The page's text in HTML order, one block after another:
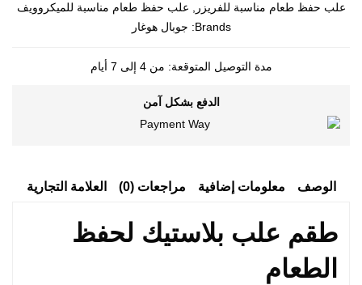
علب حفظ طعام مناسبة للفريزر , علب حفظ طعام مناسبة للميكروويف
Brands:
جوبال هوغار
مدة التوصيل المتوقعة: من 4 إلى 7 أيام
الدفع بشكل آمن
الوصف معلومات إضافية مراجعات (0) العلامة التجارية
طقم علب بلاستيك لحفظ
الطعام